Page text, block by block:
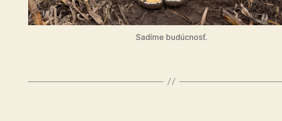
Sadíme budúcnosť.